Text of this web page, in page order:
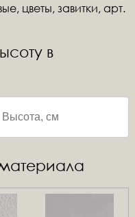
цветы, завитки, арт.
в